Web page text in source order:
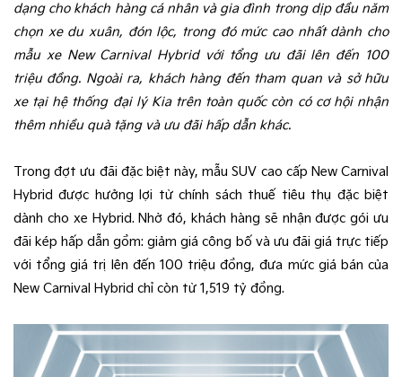
dạng cho khách hàng cá nhân và gia đình trong dịp đầu năm
chọn xe du xuân, đón lộc, trong đó mức cao nhất dành cho
mẫu xe New Carnival Hybrid với tổng ưu đãi lên đến 100
triệu đồng. Ngoài ra, khách hàng đến tham quan và sở hữu
xe tại hệ thống đại lý Kia trên toàn quốc còn có cơ hội nhận
thêm nhiều quà tặng và ưu đãi hấp dẫn khác.
Trong đợt ưu đãi đặc biệt này, mẫu SUV cao cấp New Carnival
Hybrid được hưởng lợi từ chính sách thuế tiêu thụ đặc biệt
dành cho xe Hybrid. Nhờ đó, khách hàng sẽ nhận được gói ưu
đãi kép hấp dẫn gồm: giảm giá công bố và ưu đãi giá trực tiếp
với tổng giá trị lên đến 100 triệu đồng, đưa mức giá bán của
New Carnival Hybrid chỉ còn từ 1,519 tỷ đồng.